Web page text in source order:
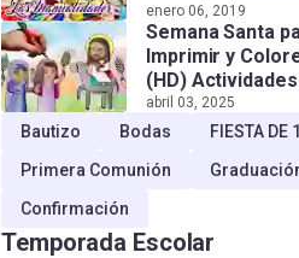
Tipos e
enero 06, 2019
Semana Santa
Imprimir y
(HD)
Niños!
abril 03, 2025
Bautizo Bodas
FIESTA DE
Primera Comunión
Confirmación
Temporada Escolar